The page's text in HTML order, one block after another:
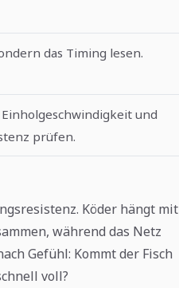
das Timing lesen.
und
prüfen.
Köder hängt mit
während das Netz
Gefühl: Kommt der Fisch
voll?